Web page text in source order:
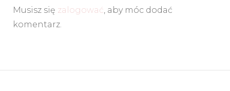
Musisz się zalogować, aby móc dodać
komentarz.